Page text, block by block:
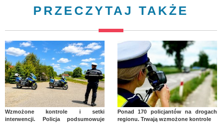
PRZECZYTAJ TAKŻE
Wzmożone kontrole i setki
interwencji. Policja podsumowuje
Ponad 170 policjantów na drogach
regionu. Trwają wzmożone kontrole